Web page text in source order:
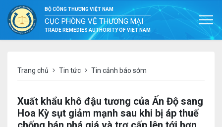
BỘ CÔNG THƯƠNG VIỆT NAM
CỤC PHÒNG VỆ THƯƠNG MẠI
TRADE REMEDIES AUTHORITY OF VIET NAM
Trang chủ Tin tức Tin cảnh báo sớm
Xuất khẩu khô đậu tương của Ấn Độ sang
Hoa Kỳ sụt giảm mạnh sau khi bị áp thuế